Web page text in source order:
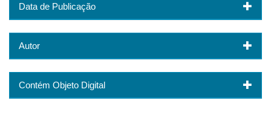
Data de Publicação
Autor
Contém Objeto Digital